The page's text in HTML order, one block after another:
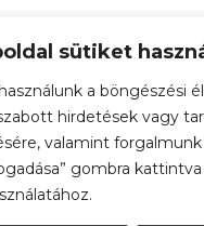
sütiket
a böngészési
hirdetések vagy
valamint
gombra